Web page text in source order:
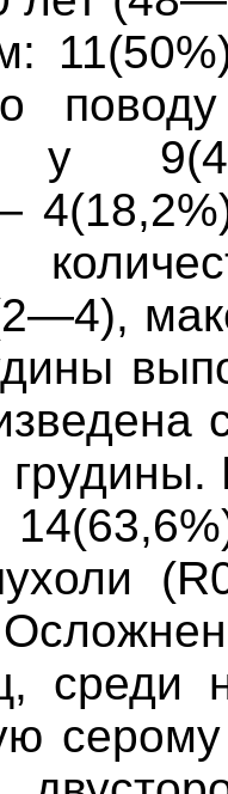
у
среди
серому